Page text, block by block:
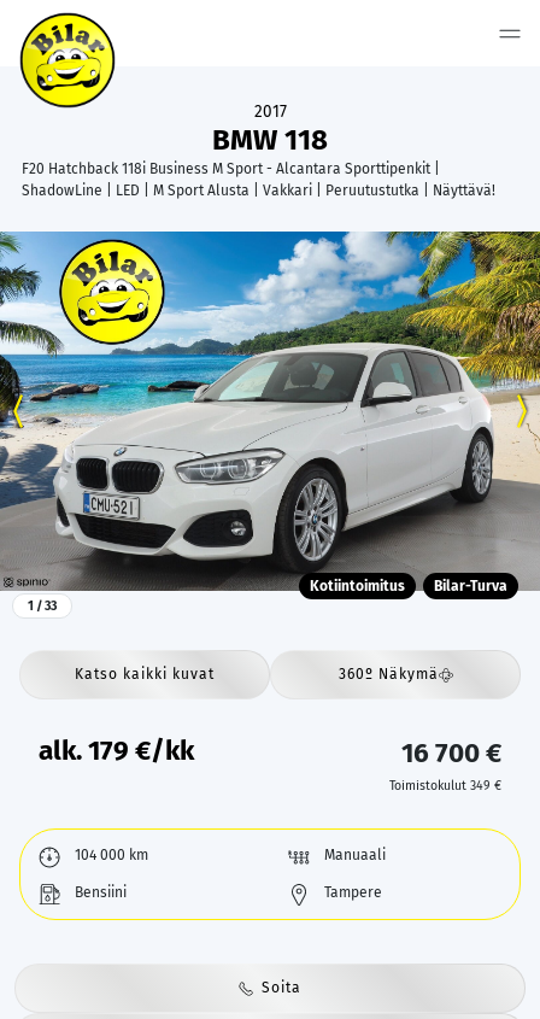
BMW 118
2017
F20 Hatchback 118i Business M Sport - Alcantara Sporttipenkit |
ShadowLine | LED | M Sport Alusta | Vakkari | Peruutustutka | Näyttävä!
1 / 33
Kotiintoimitus Bilar-Turva
Katso kaikki kuvat 360º Näkymä
alk.179 €/kk 16 700 €
Toimistokulut 349 €
104 000 km Manuaali
Bensiini Tampere
Soita